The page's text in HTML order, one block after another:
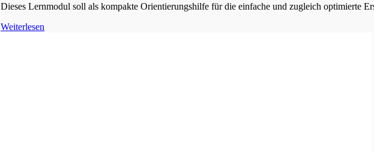
Dieses Lernmodul soll als kompakte Orientierungshilfe für die einfache und zugleich optimierte
Weiterlesen